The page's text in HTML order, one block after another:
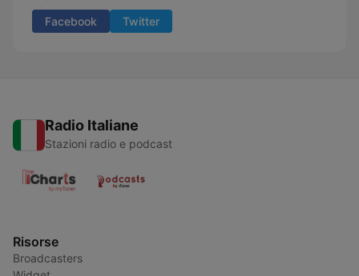
Facebook Twitter
Radio Italiane
Stazioni radio e podcast
Risorse
Broadcasters